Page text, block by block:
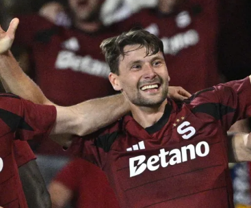
Curling
Dostihy
Florbal
Futsal
Golf
Gymnastika